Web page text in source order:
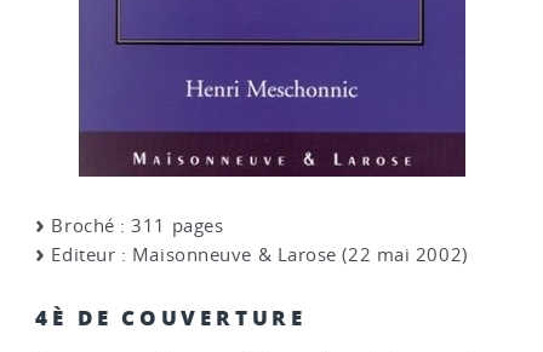
Broché : 311 pages
Editeur : Maisonneuve & Larose (22 mai 2002)
4È DE COUVERTURE